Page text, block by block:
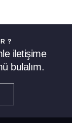
?
iletişime
bulalım.